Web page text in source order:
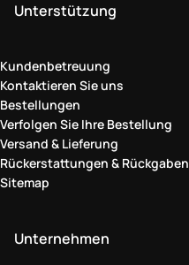
Unterstützung
Kundenbetreuung
Kontaktieren Sie uns
Bestellungen
Verfolgen Sie Ihre Bestellung
Versand & Lieferung
Rückerstattungen & Rückgaben
Sitemap
Unternehmen